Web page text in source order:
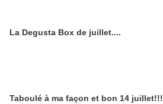
La Degusta Box de juillet....
Taboulé à ma façon et bon 14 juillet!!!